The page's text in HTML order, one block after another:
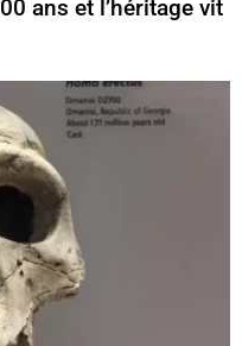
ans et l’héritage vit